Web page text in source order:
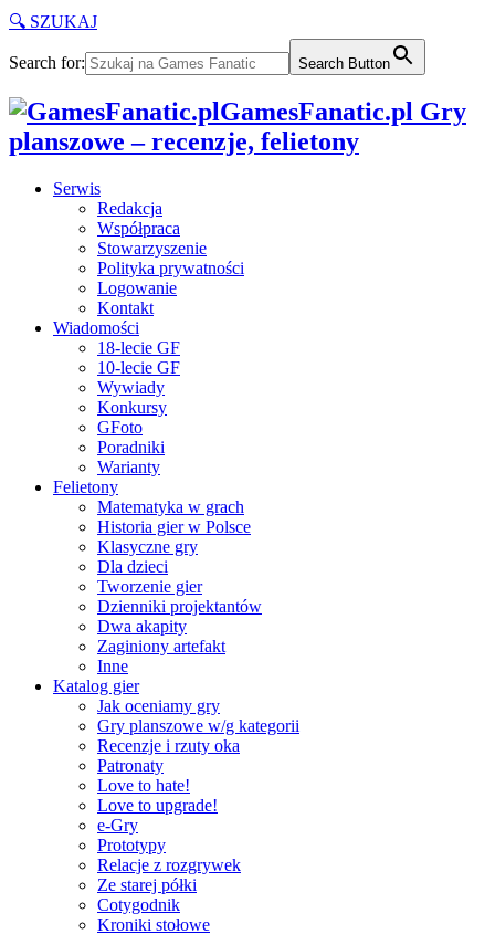
🔍 SZUKAJ
Search for: Search Button
GamesFanatic.pl Gry
planszowe – recenzje, felietony
Serwis
Redakcja
Współpraca
Stowarzyszenie
Polityka prywatności
Logowanie
Kontakt
Wiadomości
18-lecie GF
10-lecie GF
Wywiady
Konkursy
GFoto
Poradniki
Warianty
Felietony
Matematyka w grach
Historia gier w Polsce
Klasyczne gry
Dla dzieci
Tworzenie gier
Dzienniki projektantów
Dwa akapity
Zaginiony artefakt
Inne
Katalog gier
Jak oceniamy gry
Gry planszowe w/g kategorii
Recenzje i rzuty oka
Patronaty
Love to hate!
Love to upgrade!
e-Gry
Prototypy
Relacje z rozgrywek
Ze starej półki
Cotygodnik
Kroniki stołowe